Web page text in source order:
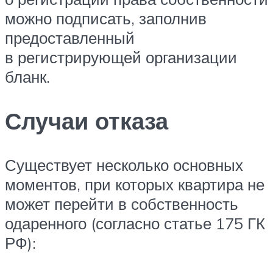
можно подписать, заполнив
предоставленный
в регистрирующей организации
бланк.
Случаи отказа
Существует несколько основных
моментов, при которых квартира не
может перейти в собственность
одаренного (согласно статье 175 ГК
РФ):